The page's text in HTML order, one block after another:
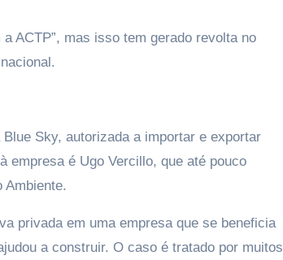
ACTP”, mas isso tem gerado revolta no
Sky, autorizada a importar e exportar
empresa é Ugo Vercillo, que até pouco
Ambiente.
privada em uma empresa que se beneficia
a construir. O caso é tratado por muitos